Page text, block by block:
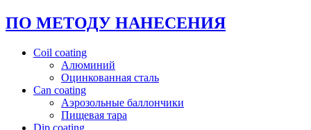
ПО МЕТОДУ НАНЕСЕНИЯ
Coil coating
Алюминий
Оцинкованная сталь
Can coating
Аэрозольные баллончики
Пищевая тара
Dip coating